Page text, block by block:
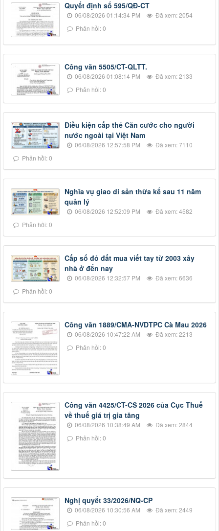
Quyết định số 595/QĐ-CT
06/08/2026 01:14:34 PM
Đã xem: 2054
Phản hồi: 0
Công văn 5505/CT-QLTT.
06/08/2026 01:08:14 PM
Đã xem: 2133
Phản hồi: 0
Điều kiện cấp thẻ Căn cước cho người
nước ngoài tại Việt Nam
06/08/2026 12:57:58 PM
Đã xem: 7110
Phản hồi: 0
Nghĩa vụ giao di sản thừa kế sau 11 năm
quản lý
06/08/2026 12:52:09 PM
Đã xem: 4582
Phản hồi: 0
Cấp sổ đỏ đất mua viết tay từ 2003 xây
nhà ở đến nay
06/08/2026 12:32:57 PM
Đã xem: 6636
Phản hồi: 0
Công văn 1889/CMA-NVDTPC Cà Mau 2026
06/08/2026 10:47:22 AM
Đã xem: 2213
Phản hồi: 0
Công văn 4425/CT-CS 2026 của Cục Thuế
về thuế giá trị gia tăng
06/08/2026 10:38:49 AM
Đã xem: 2844
Phản hồi: 0
Nghị quyết 33/2026/NQ-CP
06/08/2026 10:30:56 AM
Đã xem: 2449
Phản hồi: 0